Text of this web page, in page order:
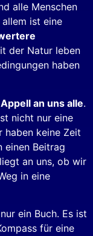
alle Menschen
ist eine
der Natur leben
haben
Appell an uns alle.
nicht nur eine
haben keine Zeit
einen Beitrag
an uns, ob wir
in eine
ein Buch. Es ist
für eine